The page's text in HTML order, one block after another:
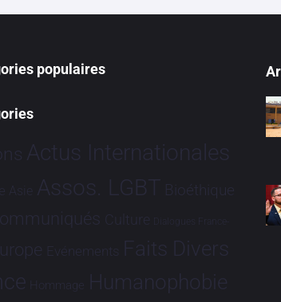
populaires
Actus Internationales
Asie Assos. LGBT Bioéthique
Culture Dialogues France-
Evénements Faits Divers
Hommage Humanophobie